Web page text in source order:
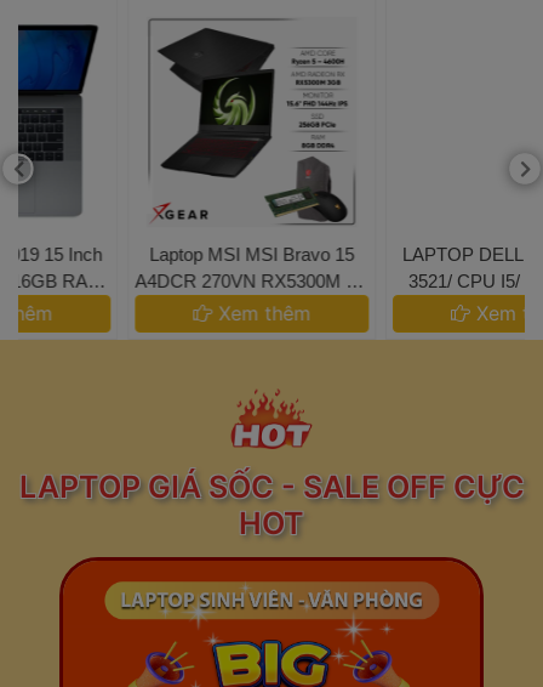
Laptop MSI MSI Bravo 15
A4DCR 270VN RX5300M R5
4600H 8GB 256GB
Xem thêm
LAPTOP DELL INSPIRON
3521/ CPU I5/ RAM 4GB/
Xem thêm
LAPTOP GIÁ SỐC - SALE OFF CỰC
HOT